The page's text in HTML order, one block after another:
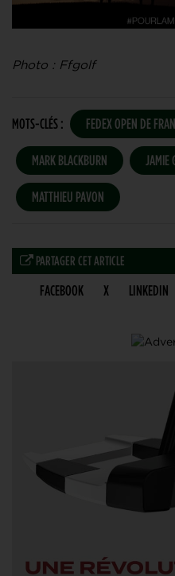
Photo : Ffgolf
MOTS-CLÉS : FEDEX OPEN DE
MARK BLACKBURN JAMIE
MATTHIEU PAVON
PARTAGER CET ARTICLE
FACEBOOK X LINKEDIN